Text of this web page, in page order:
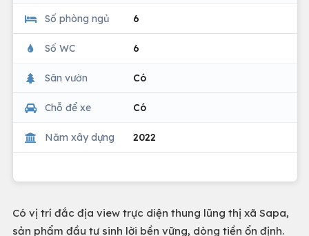
Số phòng ngủ 6
Số WC 6
Sân vườn Có
Chỗ để xe Có
Năm xây dựng 2022
Có vị trí đắc địa view trực diện thung lũng thị xã Sapa,
sản phẩm đầu tư sinh lời bền vững, dòng tiền ổn định.